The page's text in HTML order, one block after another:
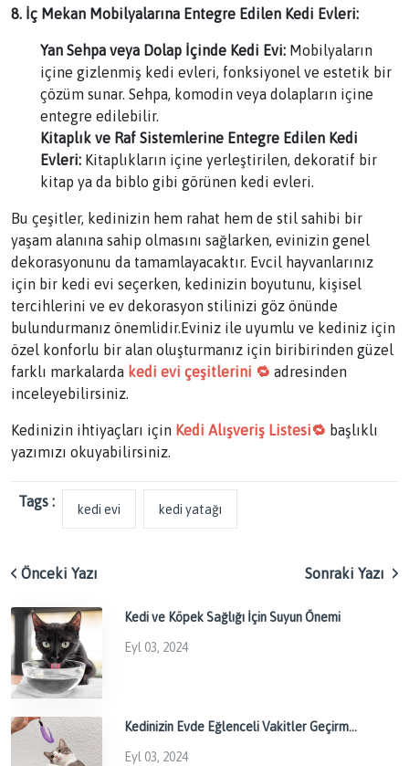
8. İç Mekan Mobilyalarına Entegre Edilen Kedi Evleri:
Yan Sehpa veya Dolap İçinde Kedi Evi: Mobilyaların
içine gizlenmiş kedi evleri, fonksiyonel ve estetik bir
çözüm sunar. Sehpa, komodin veya dolapların içine
entegre edilebilir.
Kitaplık ve Raf Sistemlerine Entegre Edilen Kedi
Evleri: Kitaplıkların içine yerleştirilen, dekoratif bir
kitap ya da biblo gibi görünen kedi evleri.
Bu çeşitler, kedinizin hem rahat hem de stil sahibi bir
yaşam alanına sahip olmasını sağlarken, evinizin genel
dekorasyonunu da tamamlayacaktır. Evcil hayvanlarınız
için bir kedi evi seçerken, kedinizin boyutunu, kişisel
tercihlerini ve ev dekorasyon stilinizi göz önünde
bulundurmanız önemlidir.Eviniz ile uyumlu ve kediniz için
özel konforlu bir alan oluşturmanız için biribirinden güzel
farklı markalarda kedi evi çeşitlerini 🔁 adresinden
inceleyebilirsiniz.
Kedinizin ihtiyaçları için Kedi Alışveriş Listesi🔁 başlıklı
yazımızı okuyabilirsiniz.
Tags : kedi evi kedi yatağı
Önceki Yazı Sonraki Yazı
Kedi ve Köpek Sağlığı İçin Suyun Önemi
Eyl 03, 2024
Kedinizin Evde Eğlenceli Vakitler Geçirm...
Eyl 03, 2024